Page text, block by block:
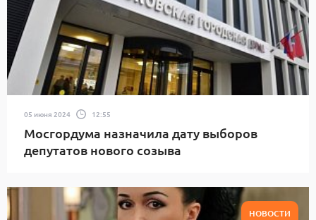
05 июня 2024 12:55
Мосгордума назначила дату выборов
депутатов нового созыва
НОВОСТИ